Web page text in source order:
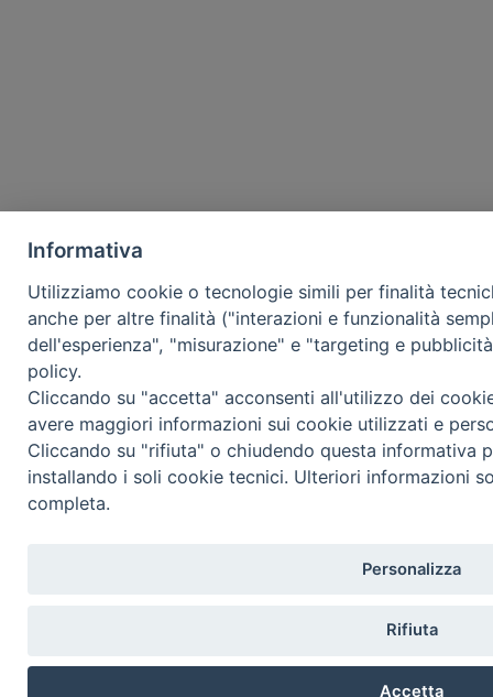
Informativa
Utilizziamo cookie o tecnologie simili per finalità
anche per altre finalità ("interazioni e funzionalità
dell'esperienza", "misurazione" e "targeting e
policy.
Cliccando su "accetta" acconsenti all'utilizzo dei
avere maggiori informazioni sui cookie utilizzati e
Cliccando su "rifiuta" o chiudendo questa informativa
installando i soli cookie tecnici. Ulteriori informazioni
completa.
Personalizza
Rifiuta
Accetta